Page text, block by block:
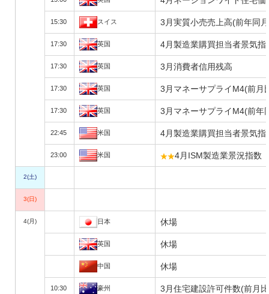
15:30 スイス 3月実質小売売上高(前年同
17:30 英国 4月製造業購買担当者景気
17:30 英国 3月消費者信用残高
17:30 英国 3月マネーサプライM4(前月
17:30 英国 3月マネーサプライM4(前年
22:45 米国 4月製造業購買担当者景気
23:00 米国 4月ISM製造業景況指数
2(土)
3(日)
4(月) 日本 休場
英国 休場
中国 休場
10:30 豪州 3月住宅建設許可件数(前月